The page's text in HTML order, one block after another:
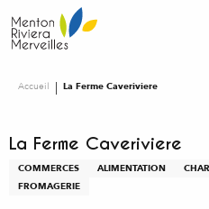
au
contenu
Accueil La Ferme Caveriviere
La Ferme Caveriviere
COMMERCES ALIMENTATION
FROMAGERIE